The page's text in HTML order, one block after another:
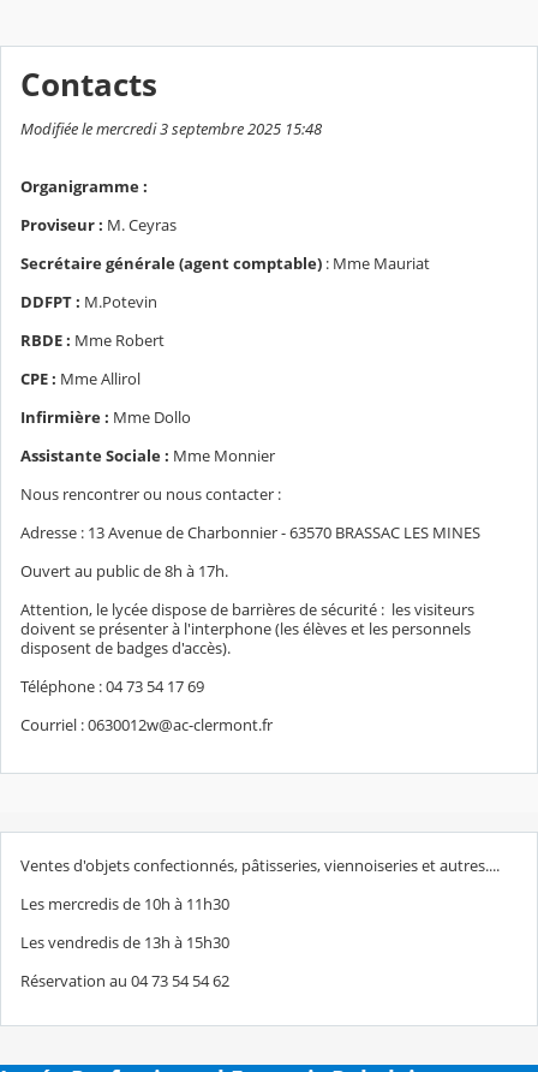
Contacts
Modifiée le mercredi 3 septembre 2025 15:48
Organigramme :
Proviseur : M. Ceyras
Secrétaire générale (agent comptable) : Mme Mauriat
DDFPT : M.Potevin
RBDE : Mme Robert
CPE : Mme Allirol
Infirmière : Mme Dollo
Assistante Sociale : Mme Monnier
Nous rencontrer ou nous contacter :
Adresse : 13 Avenue de Charbonnier - 63570 BRASSAC LES MINES
Ouvert au public de 8h à 17h.
Attention, le lycée dispose de barrières de sécurité : les visiteurs
doivent se présenter à l'interphone (les élèves et les personnels
disposent de badges d'accès).
Téléphone : 04 73 54 17 69
Courriel : 0630012w@ac-clermont.fr
Ventes d'objets confectionnés, pâtisseries, viennoiseries et autres....
Les mercredis de 10h à 11h30
Les vendredis de 13h à 15h30
Réservation au 04 73 54 54 62